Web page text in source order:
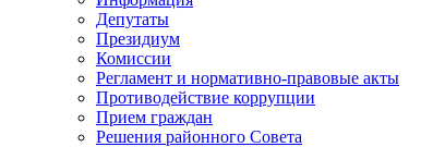
Депутаты
Президиум
Комиссии
Регламент и нормативно-правовые акты
Противодействие коррупции
Прием граждан
Решения районного Совета